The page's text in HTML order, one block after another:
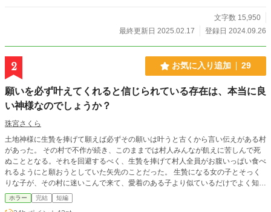
文字数 15,950
最終更新日 2025.02.17
登録日 2024.09.26
2 お気に入り追加 29
願いを必ず叶えてくれると信じられている存在は、本当に良
い神様なのでしょうか？
珠宮さくら
土地神様に生贄を捧げて願えば必ずその願いは叶うと古くから言い伝えがある村
があった。 その村で不作が続き、このままでは村人みんなが飢えに苦しんで死
ぬこととなる。それを回避するべく、生贄を捧げて村人全員がお腹いっぱい食べ
れるようにと願おうとしていた矢先のことだった。 生贄になる女の子とそっく
りな子が、その村に迷いこんで来て、愛着のある子より似ているだけでよく知ら
ホラー 完結 短編